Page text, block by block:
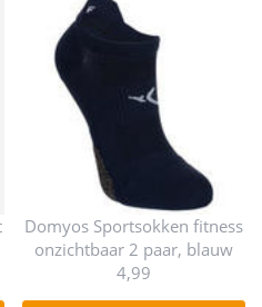
Domyos Sportsokken fitness
onzichtbaar 2 paar, blauw
4,99